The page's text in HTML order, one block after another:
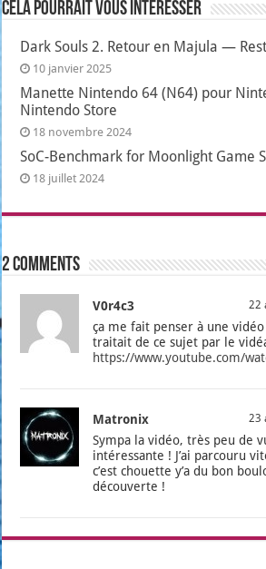
Cela pourrait vous intéresser
Dark Souls 2. Retour en Majula —
10 janvier 2025
Manette Nintendo 64 (N64) pour
Nintendo Store
18 novembre 2024
SoC-Benchmark for Moonlight Game
18 juillet 2024
2 comments
V0r4c3 22
ça me fait pen­ser à une
trai­tait de ce sujet par le
https://www.youtube.com/
Matronix 23
Sym­pa la vidéo, très peu de
inté­res­sante ! J’ai par­cou­ru
c’est chouette y’a du bon
décou­verte !